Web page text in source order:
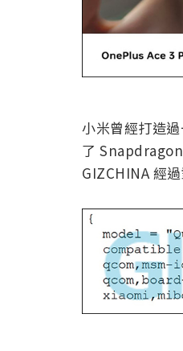
小米曾經打造
了
GIZCHINA 經